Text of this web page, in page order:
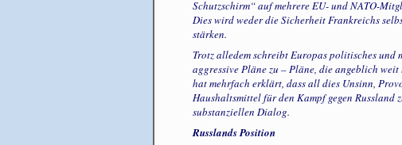
Schutzschirm“ auf mehrere EU- und NATO-
Dies wird weder die Sicherheit Frankreichs
stärken.
Trotz alledem schreibt Europas politisches
aggressive Pläne zu – Pläne, die angeblich
hat mehrfach erklärt, dass all dies Unsinn,
Haushaltsmittel für den Kampf gegen Russland
substanziellen Dialog.
Russlands Position